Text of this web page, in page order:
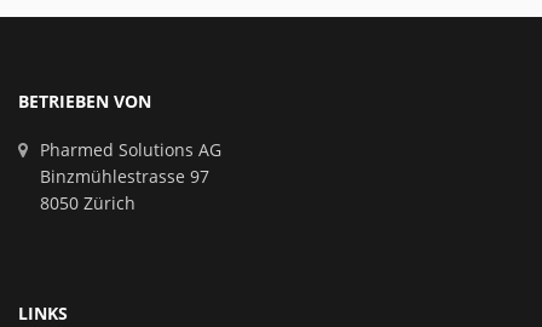
BETRIEBEN VON
Pharmed Solutions AG
Binzmühlestrasse 97
8050 Zürich
LINKS